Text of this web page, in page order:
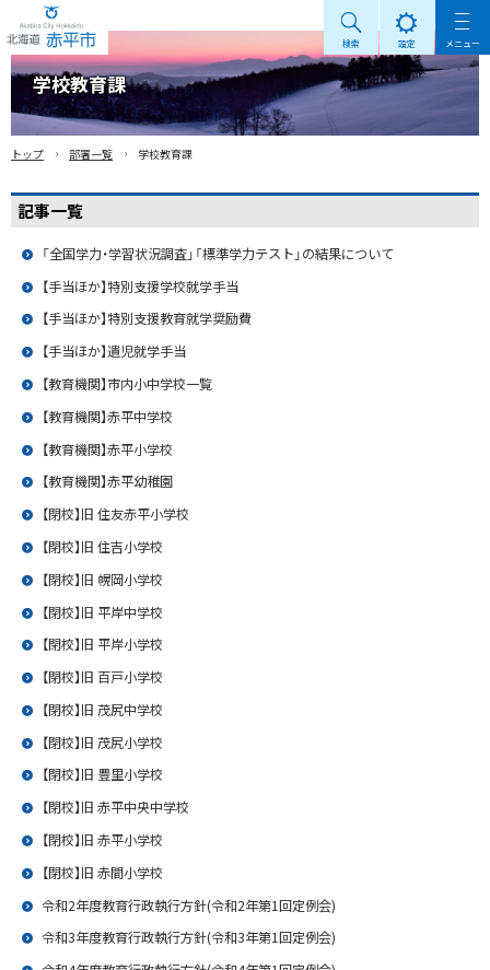
Akabira City Hokkaido 北海道 赤平市
検索 設定 メニュー
学校教育課
トップ › 部署一覧 › 学校教育課
記事一覧
「全国学力・学習状況調査」「標準学力テスト」の結果について
【手当ほか】特別支援学校就学手当
【手当ほか】特別支援教育就学奨励費
【手当ほか】遺児就学手当
【教育機関】市内小中学校一覧
【教育機関】赤平中学校
【教育機関】赤平小学校
【教育機関】赤平幼稚園
【閉校】旧 住友赤平小学校
【閉校】旧 住吉小学校
【閉校】旧 幌岡小学校
【閉校】旧 平岸中学校
【閉校】旧 平岸小学校
【閉校】旧 百戸小学校
【閉校】旧 茂尻中学校
【閉校】旧 茂尻小学校
【閉校】旧 豊里小学校
【閉校】旧 赤平中央中学校
【閉校】旧 赤平小学校
【閉校】旧 赤間小学校
令和2年度教育行政執行方針(令和2年第1回定例会)
令和3年度教育行政執行方針(令和3年第1回定例会)